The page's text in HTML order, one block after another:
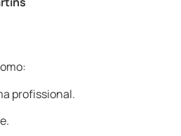
profissional.